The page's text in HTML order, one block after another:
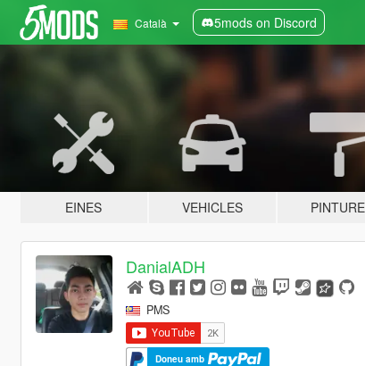
Català 5mods on Discord
EINES VEHICLES
DanialADH
PMS
Doneu amb